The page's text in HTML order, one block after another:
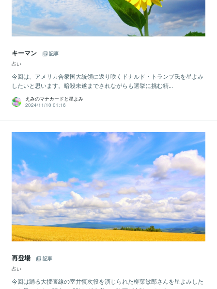
キーマン
記事
占い
今回は、アメリカ合衆国大統領に返り咲くドナルド・トランプ氏を星よみ
したいと思います。暗殺未遂までされながらも選挙に挑む精...
えみのマナカードと星よみ
2024/11/10 01:16
再登場
記事
占い
今回は踊る大捜査線の室井慎次役を演じられた柳葉敏郎さんを星よみした